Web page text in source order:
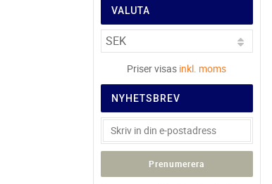
VALUTA
Priser visas inkl. moms
NYHETSBREV
Prenumerera